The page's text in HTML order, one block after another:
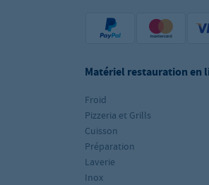
Matériel restauration en
Froid
Pizzeria et Grills
Cuisson
Préparation
Laverie
Inox